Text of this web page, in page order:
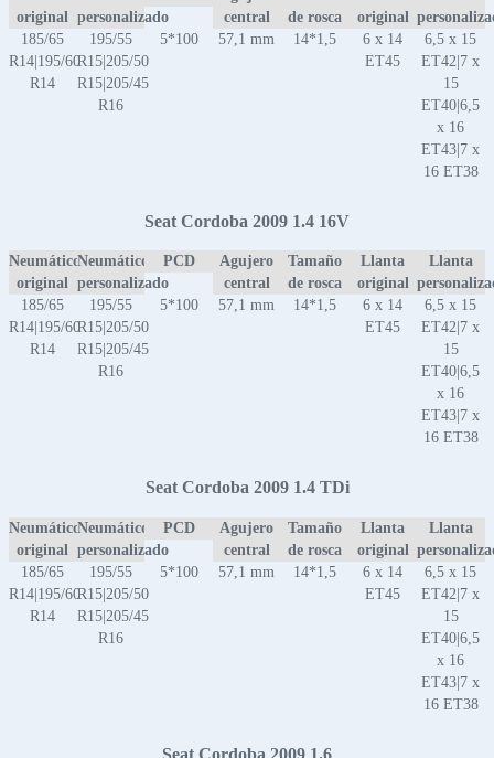
original
personalizado
central
de rosca
original
185/65
R14|195/60
R14
195/55
R15|205/50
R15|205/45
R16
5*100 57,1 mm 14*1,5
6 x 14
ET45
6,5 x 15
ET42|7 x
15
ET40|6,5
x 16
ET43|7 x
16 ET38
Seat Cordoba 2009 1.4 16V
Neumático
original
Neumático
personalizado
PCD
Agujero
central
Tamaño
de rosca
Llanta
original
Llanta
185/65
R14|195/60
R14
195/55
R15|205/50
R15|205/45
R16
5*100 57,1 mm 14*1,5
6 x 14
ET45
6,5 x 15
ET42|7 x
15
ET40|6,5
x 16
ET43|7 x
16 ET38
Seat Cordoba 2009 1.4 TDi
Neumático
original
Neumático
personalizado
PCD
Agujero
central
Tamaño
de rosca
Llanta
original
Llanta
185/65
R14|195/60
R14
195/55
R15|205/50
R15|205/45
R16
5*100 57,1 mm 14*1,5
6 x 14
ET45
6,5 x 15
ET42|7 x
15
ET40|6,5
x 16
ET43|7 x
16 ET38
Seat Cordoba 2009 1.6